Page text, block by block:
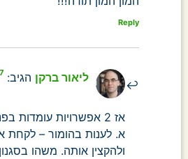
Reply
ליאור ברקן הגיב: 7 בספטמבר 2018 בשעה 13:01
אז 2 אפשרויות עומדות בפנינו כרגע:
א. לענות בהומור –
ולהקצין אותה. משהו